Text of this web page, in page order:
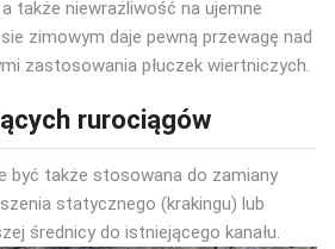
także niewrażliwość na ujemne
zimowym daje pewną przewagę nad
zastosowania płuczek wiertniczych.
rurociągów
być także stosowana do zamiany
statycznego (krakingu) lub
średnicy do istniejącego kanału.